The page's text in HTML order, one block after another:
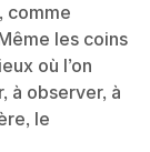
comme
les coins
où l’on
à observer, à
le